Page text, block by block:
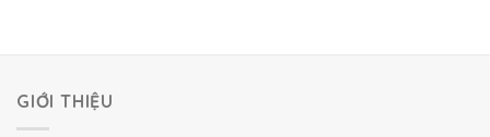
GIỚI THIỆU